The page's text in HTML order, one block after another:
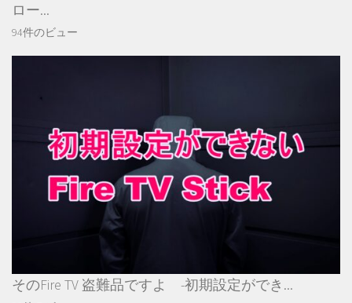
ロー...
94件のビュー
そのFire TV 盗難品ですよ -初期設定ができ...